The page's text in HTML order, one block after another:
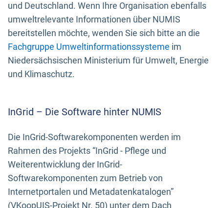
und Deutschland. Wenn Ihre Organisation ebenfalls
umweltrelevante Informationen über NUMIS
bereitstellen möchte, wenden Sie sich bitte an die
Fachgruppe Umweltinformationssysteme im
Niedersächsischen Ministerium für Umwelt, Energie
und Klimaschutz.
InGrid – Die Software hinter NUMIS
Die InGrid-Softwarekomponenten werden im
Rahmen des Projekts “InGrid - Pflege und
Weiterentwicklung der InGrid-
Softwarekomponenten zum Betrieb von
Internetportalen und Metadatenkatalogen”
(VKoopUIS-Projekt Nr. 50) unter dem Dach